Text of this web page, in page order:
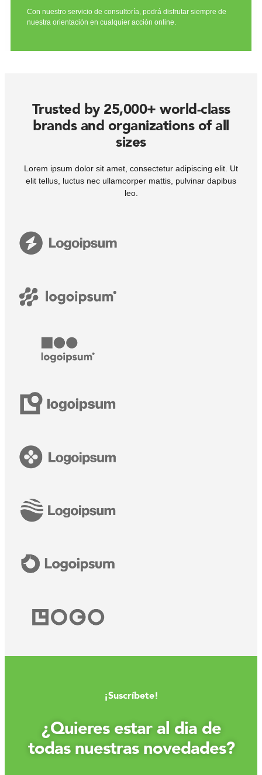
Con nuestro servicio de consultoría, podrá disfrutar siempre de
nuestra orientación en cualquier acción online.
Trusted by 25,000+ world-class
brands and organizations of all
sizes
Lorem ipsum dolor sit amet, consectetur adipiscing elit. Ut
elit tellus, luctus nec ullamcorper mattis, pulvinar dapibus
leo.
¡Suscríbete!
¿Quieres estar al dia de
todas nuestras novedades?